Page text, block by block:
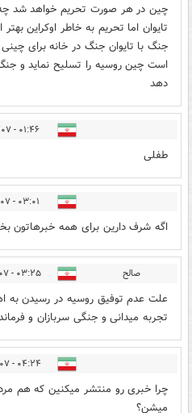
چین در هر صورت تحریم خواهد شد چه
تایوان اما تحریم به خاطر اوکراین
جنگ با تایوان جنگ در خانه برای
است چین روسیه را تسلیح نماید و
دهد
۰۱:۴۶ - ۱۴۰۲/۰۱/۰۷
طفلی
۰۳:۰۱ - ۱۴۰۲/۰۱/۰۷
اگه شرف دارین برای همه خبرهاتون
صالح ۰۳:۲۵ - ۱۴۰۲/۰۱/۰۷
علت عدم توفیق روسیه در رسیدن
تجربه میدانی و جنگی سربازان و
۰۴:۲۴ - ۱۴۰۲/۰۱/۰۷
چرا خبری رو منتشر میکنین که هم
میشن؟